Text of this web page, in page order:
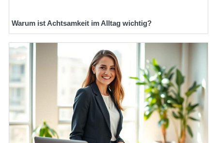
Warum ist Achtsamkeit im Alltag wichtig?